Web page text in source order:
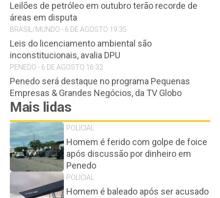
Leilões de petróleo em outubro terão recorde de
áreas em disputa
BRASIL/MUNDO - 6 DE AGOSTO 19:35
Leis do licenciamento ambiental são
inconstitucionais, avalia DPU
PENEDO - 6 DE AGOSTO 16:32
Penedo será destaque no programa Pequenas
Empresas & Grandes Negócios, da TV Globo
Mais lidas
POLICIAL
Homem é ferido com golpe de foice
após discussão por dinheiro em
Penedo
POLICIAL
Homem é baleado após ser acusado